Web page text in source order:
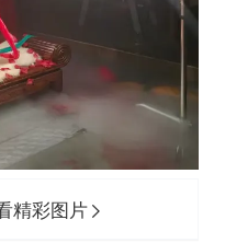
精彩图片